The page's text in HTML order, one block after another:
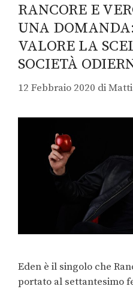
RANCORE E
UNA
VALORE LA
SOCIETÀ
12 Febbraio 2020 di
Eden è il singolo che
portato al settantesimo